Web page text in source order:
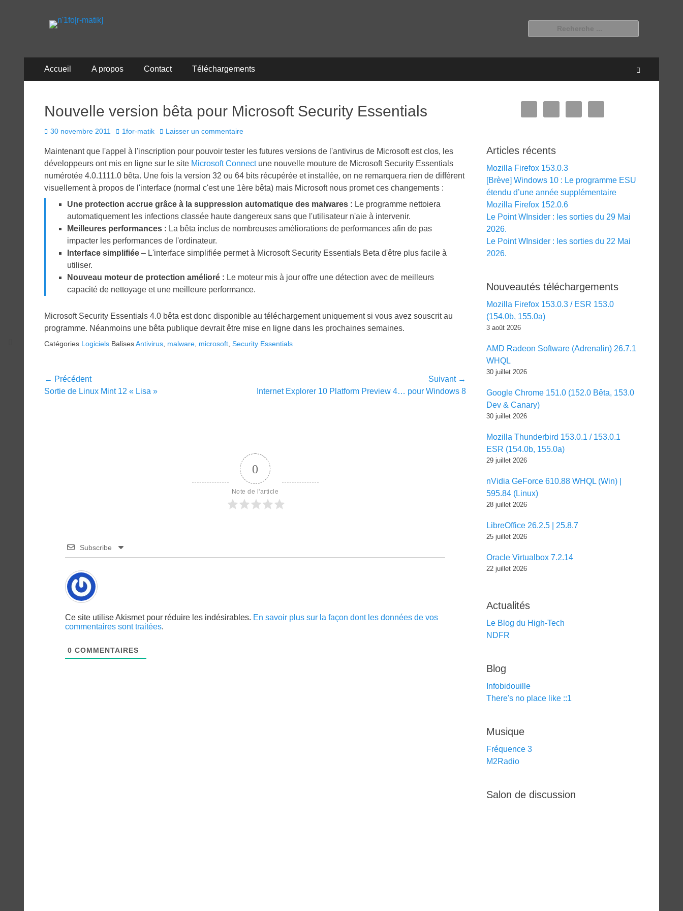
n'1fo[r-matik]
Pour les nymphos d'infos en info…
Menu
principal
Accueil A propos Contact Téléchargements
Nouvelle version bêta pour Microsoft Security Essentials
Posted
30 novembre 2011 Author
1for-matik Laisser un commentaire
Maintenant que l'appel à l'inscription pour pouvoir tester les futures versions de l'antivirus de Microsoft est clos, les
développeurs ont mis en ligne sur le site Microsoft Connectune nouvelle mouture de Microsoft Security Essentials
numérotée 4.0.1111.0 bêta. Une fois la version 32 ou 64 bits récupérée et installée, on ne remarquera rien de différent
visuellement à propos de l'interface (normal c'est une 1ère bêta) mais Microsoft nous promet ces changements :
Une protection accrue grâce à la suppression automatique des malwares : Le programme nettoiera
automatiquement les infections classée haute dangereux sans que l'utilisateur n'aie à intervenir.
Meilleures performances : La bêta inclus de nombreuses améliorations de performances afin de pas
impacter les performances de l'ordinateur.
Interface simplifiée – L'interface simplifiée permet à Microsoft Security Essentials Beta d'être plus facile à
utiliser.
Nouveau moteur de protectionamélioré : Le moteur mis à jour offre une détection avec de meilleurs
capacité de nettoyage et une meilleure performance.
Microsoft Security Essentials 4.0 bêta est donc disponible au téléchargement uniquement si vous avez souscrit au
programme. Néanmoins une bêta publique devrait être mise en ligne dans les prochaines semaines.
Catégories Logiciels BalisesAntivirus malware microsoft Security Essentials
Navigation
← Précédent
Article
Sortie de Linux Mint 12 « Lisa »
Suivant →
Article
Internet Explorer 10 Platform Preview 4… pour Windows 8
0
Note de l'article
Subscribe
Ce site utilise Akismet pour réduire les indésirables. En savoir plus sur la façon dont les données de vos
commentaires sont traitées.
0 COMMENTAIRES
Articles récents
Mozilla Firefox 153.0.3
[Brève] Windows 10 : Le programme ESU
étendu d’une année supplémentaire
Mozilla Firefox 152.0.6
Le Point WInsider : les sorties du 29 Mai
2026.
Le Point WInsider : les sorties du 22 Mai
2026.
Nouveautés téléchargements
Mozilla Firefox 153.0.3 / ESR 153.0
(154.0b, 155.0a)
3 août 2026
AMD Radeon Software (Adrenalin) 26.7.1
WHQL
30 juillet 2026
Google Chrome 151.0 (152.0 Bêta, 153.0
Dev & Canary)
30 juillet 2026
Mozilla Thunderbird 153.0.1 / 153.0.1
ESR (154.0b, 155.0a)
29 juillet 2026
nVidia GeForce 610.88 WHQL (Win) |
595.84 (Linux)
28 juillet 2026
LibreOffice 26.2.5 | 25.8.7
25 juillet 2026
Oracle Virtualbox 7.2.14
22 juillet 2026
Actualités
Le Blog du High-Tech
NDFR
Blog
Infobidouille
There's no place like ::1
Musique
Fréquence 3
M2Radio
Salon de discussion